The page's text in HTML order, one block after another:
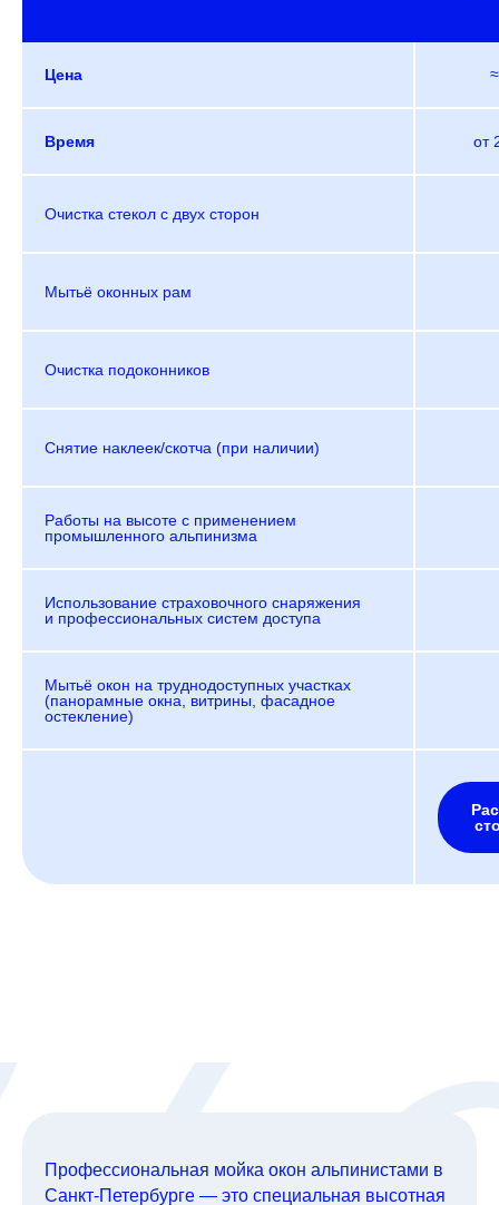
Цена
Время от
Очистка стекол с двух сторон
Мытьё оконных рам
Очистка подоконников
Снятие наклеек/скотча (при наличии)
Работы на высоте с применением
промышленного альпинизма
Использование страховочного снаряжения
и профессиональных систем доступа
Мытьё окон на труднодоступных участках
(панорамные окна, витрины, фасадное
остекление)
Профессиональная мойка окон альпинистами в
Санкт-Петербурге — это специальная высотная